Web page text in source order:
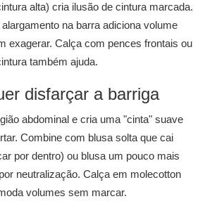
alta) cria ilusão de cintura marcada.
na barra adiciona volume
exagerar. Calça com pences frontais ou
também ajuda.
disfarçar a barriga
abdominal e cria uma "cinta" suave
Combine com blusa solta que cai
por dentro) ou blusa um pouco mais
neutralização. Calça em molecotton
volumes sem marcar.